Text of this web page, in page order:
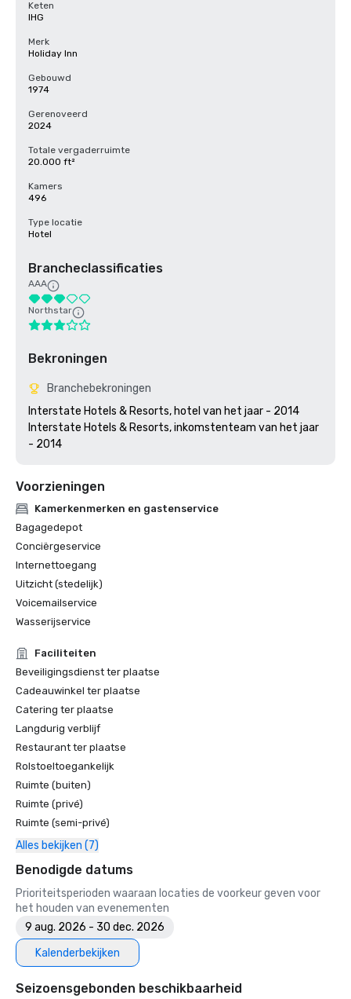
Keten
IHG
Merk
Holiday Inn
Gebouwd
1974
Gerenoveerd
2024
Totale vergaderruimte
20.000 ft²
Kamers
496
Type locatie
Hotel
Brancheclassificaties
AAA
Northstar
Bekroningen
Branchebekroningen
Interstate Hotels & Resorts, hotel van het jaar - 2014
Interstate Hotels & Resorts, inkomstenteam van het jaar
Voorzieningen
Kamerkenmerken en gastenservice
Bagagedepot
Conciërgeservice
Internettoegang
Uitzicht (stedelijk)
Voicemailservice
Wasserijservice
Faciliteiten
Beveiligingsdienst ter plaatse
Cadeauwinkel ter plaatse
Catering ter plaatse
Langdurig verblijf
Restaurant ter plaatse
Rolstoeltoegankelijk
Ruimte (buiten)
Ruimte (privé)
Ruimte (semi-privé)
Alles bekijken (7)
Benodigde datums
Prioriteitsperioden waaraan locaties de voorkeur geven voor
het houden van evenementen
9 aug. 2026 - 30 dec. 2026
Kalenderbekijken
Seizoensgebonden beschikbaarheid